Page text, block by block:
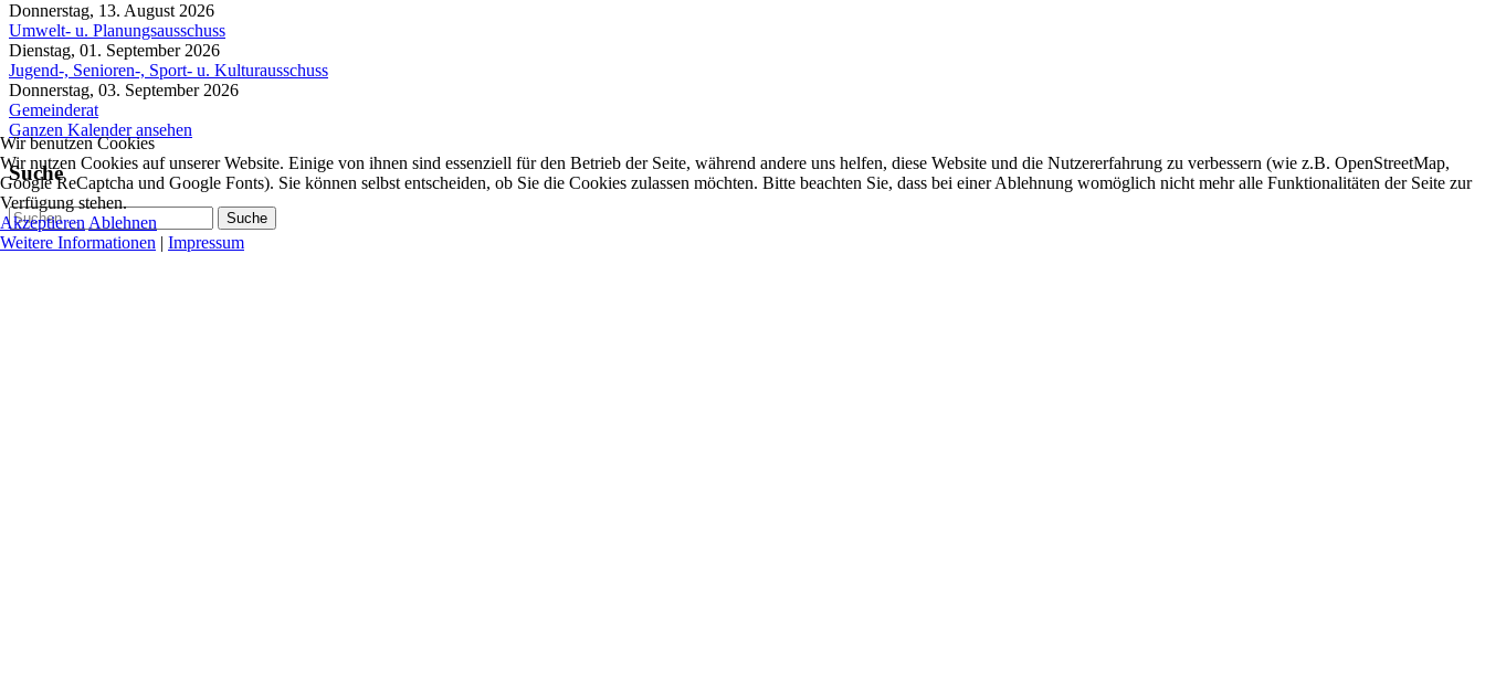
Donnerstag, 13. August 2026
Umwelt- u. Planungsausschuss
Dienstag, 01. September 2026
Jugend-, Senioren-, Sport- u. Kulturausschuss
Donnerstag, 03. September 2026
Gemeinderat
Ganzen Kalender ansehen
Suche
Suche
Wir benutzen Cookies
Wir nutzen Cookies auf unserer Website. Einige von ihnen sind essenziell für den Betrieb der Seite, während andere uns helfen, diese Website und die Nutzererfahrung zu verbessern (wie z.B. OpenStreetMap,
Google ReCaptcha und Google Fonts). Sie können selbst entscheiden, ob Sie die Cookies zulassen möchten. Bitte beachten Sie, dass bei einer Ablehnung womöglich nicht mehr alle Funktionalitäten der Seite zur
Verfügung stehen.
Akzeptieren Ablehnen
Weitere Informationen | Impressum